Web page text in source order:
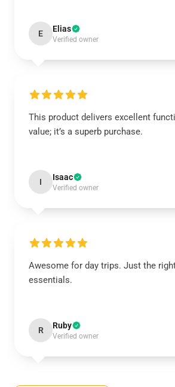
E Elias
Verified owner
This product delivers excellent
value; it’s a superb purchase.
I Isaac
Verified owner
Awesome for day trips. Just the
essentials.
R Ruby
Verified owner